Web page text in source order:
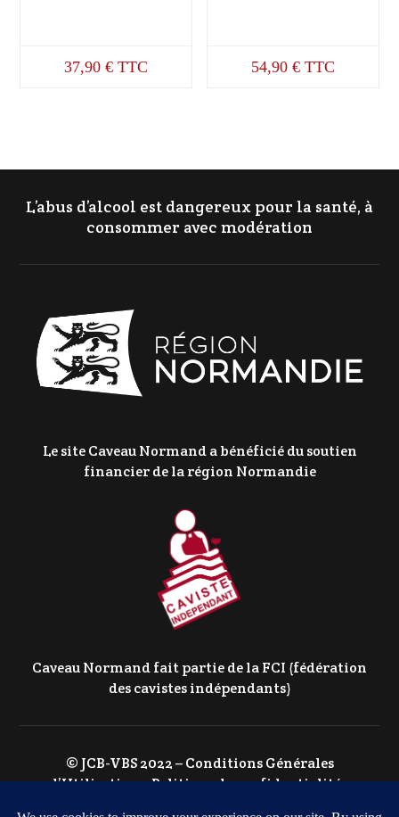
37,90€ TTC 54,90 € TTC
L’abus d’alcool est dangereux pour la santé, à
consommer avec modération
Le site Caveau Normand a bénéficié du soutien
financier de la région Normandie
Caveau Normand fait partie de la FCI (fédération
des cavistes indépendants)
© JCB-VBS 2022 –Conditions Générales
d’Utilisation–Politique de confidentialité–